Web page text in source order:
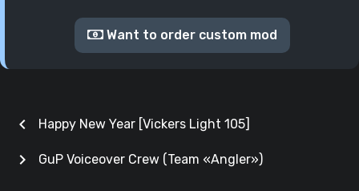
Want to order custom mod
chevron_left Happy New Year [Vickers Light 105]
GuP Voiceover Crew (Team «Angler»)
chevron_right